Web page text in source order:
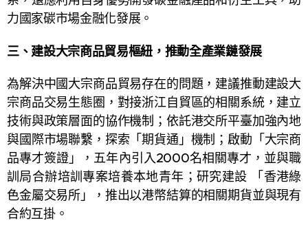
力國家碳市場金融化發展。
三、建設大宗商品貿易樞紐，推動全產業鏈發展
為解決中國大宗商品貿易存在的問題，建議推動建設大
宗商品交易生態圈，對接浙江自貿區的相關系統，建立
技術與政策層面的協作機制；依託港交所平臺加強內地
與國際市場聯繫，探索「期貨通」機制；啟動「大宗商
品專才簽證」，五年內引入2000名相關專才，並與職
訓局合辦培訓專案培養本地青年；研究建設 「香港綠
色金屬交易所」，推出以港幣結算的相關期貨並與現有
合約互掛。